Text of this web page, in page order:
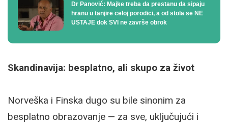
Dr Panović: Majke treba da prestanu da sipaju
hranu u tanjire celoj porodici, a od stola se NE
USTAJE dok SVI ne završe obrok
Skandinavija: besplatno, ali skupo za život
Norveška i Finska dugo su bile sinonim za
besplatno obrazovanje — za sve, uključujući i